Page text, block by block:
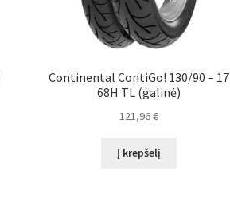
Continental ContiGo! 130/90 – 17
68H TL (galinė)
121,96€
Į krepšelį